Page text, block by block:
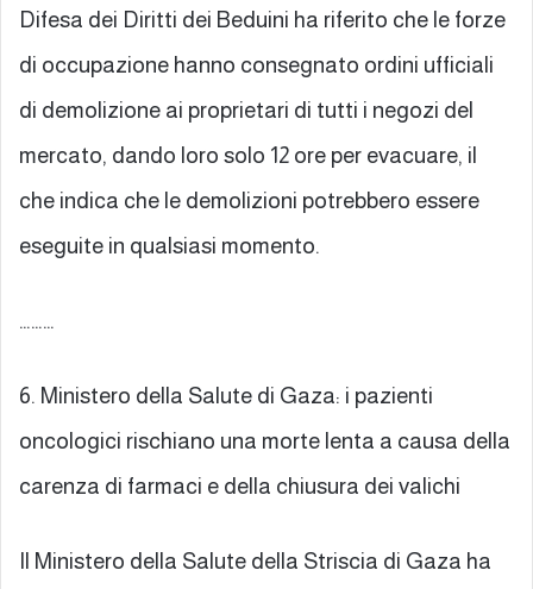
Difesa dei Diritti dei Beduini ha riferito che le forze
di occupazione hanno consegnato ordini ufficiali
di demolizione ai proprietari di tutti i negozi del
mercato, dando loro solo 12 ore per evacuare, il
che indica che le demolizioni potrebbero essere
eseguite in qualsiasi momento.
………
6. Ministero della Salute di Gaza: i pazienti
oncologici rischiano una morte lenta a causa della
carenza di farmaci e della chiusura dei valichi
Il Ministero della Salute della Striscia di Gaza ha